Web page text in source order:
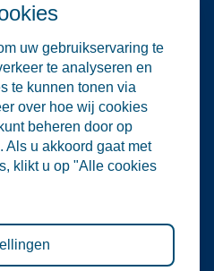
platform aan om relevante
in de water- en
te verzamelen en onder de
wij zorgvuldig omgaan
van evenementen, zijn
voor de organisatie of
van externe evenementen.
website is informatief van
worden ontleend aan
aan deelname aan de
voor directe of
uit het gebruik van
deze informatie.
uw gebruikservaring te
te analyseren en
te kunnen tonen via
over hoe wij cookies
beheren door op
u akkoord gaat met
klikt u op "Alle cookies